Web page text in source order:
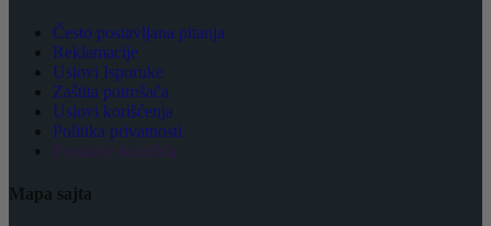
Često postavljana pitanja
Reklamacije
Uslovi Isporuke
Zaštita potrošača
Uslovi korišćenja
Politika privatnosti
Postavke kolačića
Mapa sajta